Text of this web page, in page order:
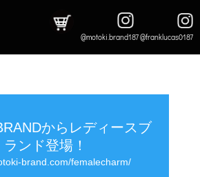
@motoki.brand187 @franklucas0187
からレディースブ
ランド登場！
brand.com/femalecharm/